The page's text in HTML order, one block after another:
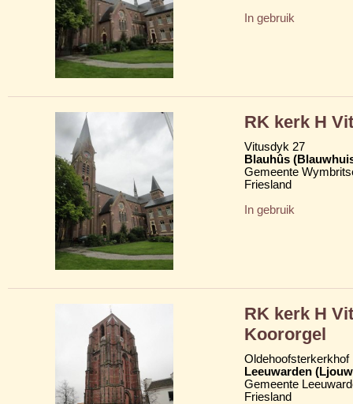
In gebruik
RK kerk H
Vitusdyk 27
Blauhûs
Gemeente
Friesland
In gebruik
RK kerk H
Koororgel
Oldehoofsterkerkhof
Leeuwarden
Gemeente
Friesland